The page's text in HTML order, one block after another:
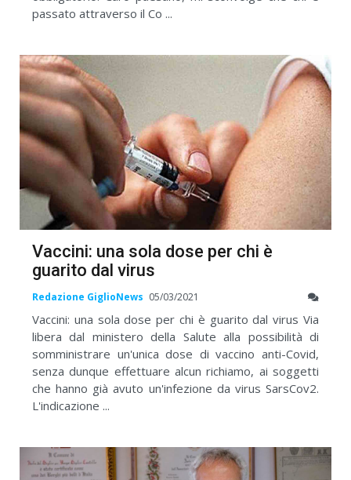
passato attraverso il Co ...
Vaccini: una sola dose per chi è
guarito dal virus
Redazione GiglioNews 05/03/2021
Vaccini: una sola dose per chi è guarito dal virus Via
libera dal ministero della Salute alla possibilità di
somministrare un'unica dose di vaccino anti-Covid,
senza dunque effettuare alcun richiamo, ai soggetti
che hanno già avuto un'infezione da virus SarsCov2.
L'indicazione ...